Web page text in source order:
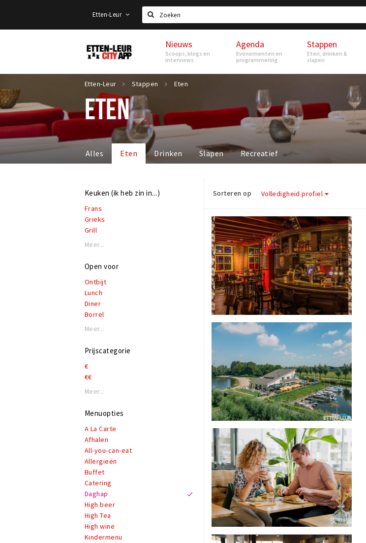
Etten-Leur
Zoeken
Etten-
Leur
Nieuws
Scoops, blogs en
interviews
Agenda
Evenementen en
programmering
Stappen
Eten, drinken &
slapen
Etten-Leur Stappen Eten
ETEN
Alles Eten Drinken Slapen Recreatief
Keuken (ik heb zin in...)
Frans
Grieks
Grill
Indonesisch
Italiaans
Japans
Koffie, lunch & lekkers
Mediterraan
Nederlands - Belgisch
Oosters - Orientaal
Pannenkoeken
Tapas
Meer...
Open voor
Ontbijt
Lunch
Diner
Borrel
Meer...
Prijscategorie
€
€€
Meer...
Menuopties
A La Carte
Afhalen
All-you-can-eat
Allergieën
Buffet
Catering
Daghap
High beer
High Tea
High wine
Kindermenu
Sorteren op Volledigheid profiel